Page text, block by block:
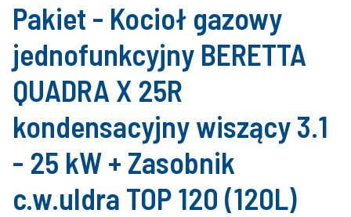
Pakiet - Kocioł gazowy
jednofunkcyjny BERETTA
QUADRA X 25R
kondensacyjny wiszący 3.1
- 25 kW + Zasobnik
c.w.uIdra TOP 120 (120L)